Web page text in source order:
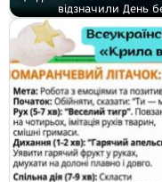
відзначили День